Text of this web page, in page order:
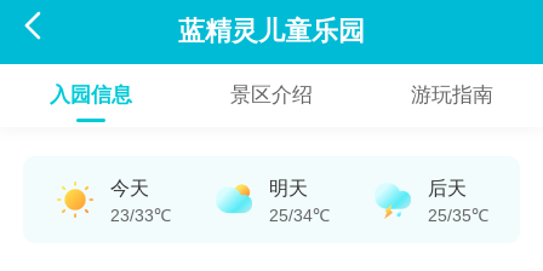
 蓝精灵儿童乐园
入园信息 景区介绍 游玩指南
今天
23/33℃
明天
25/34℃
后天
25/35℃